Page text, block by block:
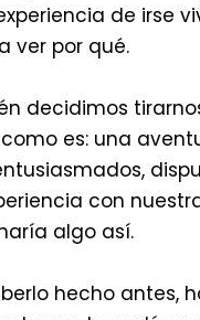
de irse
ver por qué.
decidimos
es: una
con
algo así.
hecho antes,